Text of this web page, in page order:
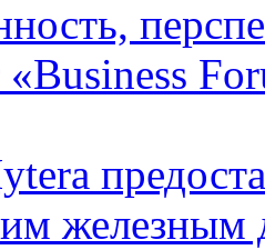
железным